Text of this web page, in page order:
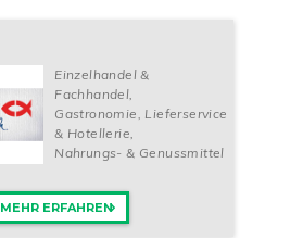
Einzelhandel &
Fachhandel
Gastronomie, Lieferservice
& Hotellerie
Nahrungs- & Genussmittel
MEHR ERFAHREN